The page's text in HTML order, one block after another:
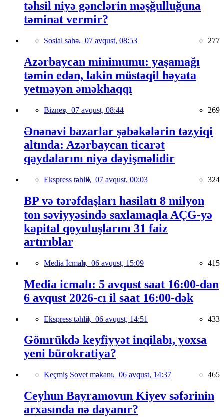
təhsil niyə gənclərin məşğulluğuna
təminat vermir?
Sosial sahə, 07 avqust, 08:53 277
Azərbaycan minimumu: yaşamağı
təmin edən, lakin müstəqil həyata
yetməyən əməkhaqqı
Biznes, 07 avqust, 08:44 269
Ənənəvi bazarlar şəbəkələrin təzyiqi
altında: Azərbaycan ticarət
qaydalarını niyə dəyişməlidir
Ekspress təhlil, 07 avqust, 00:03 324
BP və tərəfdaşları hasilatı 8 milyon
ton səviyyəsində saxlamaqla AÇG-yə
kapital qoyuluşlarını 31 faiz
artırıblar
Media İcmalı, 06 avqust, 15:09 415
Media icmalı: 5 avqust saat 16:00-dan
6 avqust 2026-cı il saat 16:00-dək
Ekspress təhlil, 06 avqust, 14:51 433
Gömrükdə keyfiyyət inqilabı, yoxsa
yeni bürokratiya?
Keçmiş Sovet məkanı, 06 avqust, 14:37 465
Ceyhun Bayramovun Kiyev səfərinin
arxasında nə dayanır?